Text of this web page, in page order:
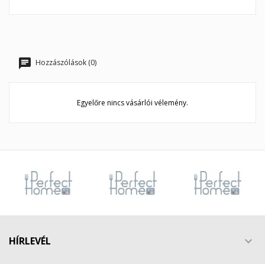
Hozzászólások (0)
Egyelőre nincs vásárlói vélemény.
HÍRLEVÉL 